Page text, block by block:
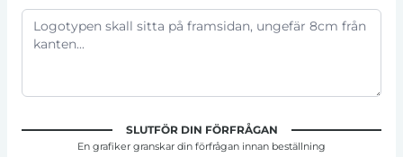
SLUTFÖR DIN FÖRFRÅGAN
En grafiker granskar din förfrågan innan beställning